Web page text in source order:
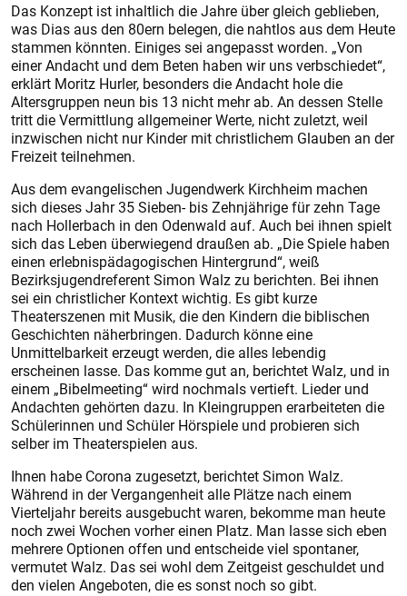
Das Konzept ist inhaltlich die Jahre über gleich geblieben,
was Dias aus den 80ern belegen, die nahtlos aus dem Heute
stammen könnten. Einiges sei angepasst worden. „Von
einer Andacht und dem Beten haben wir uns verbschiedet“,
erklärt Moritz Hurler, besonders die Andacht hole die
Altersgruppen neun bis 13 nicht mehr ab. An dessen Stelle
tritt die Vermittlung allgemeiner Werte, nicht zuletzt, weil
inzwischen nicht nur Kinder mit christlichem Glauben an der
Freizeit teilnehmen.
Aus dem evangelischen Jugendwerk Kirchheim machen
sich dieses Jahr 35 Sieben- bis Zehnjährige für zehn Tage
nach Hollerbach in den Odenwald auf. Auch bei ihnen spielt
sich das Leben überwiegend draußen ab. „Die Spiele haben
einen erlebnispädagogischen Hintergrund“, weiß
Bezirksjugendreferent Simon Walz zu berichten. Bei ihnen
sei ein christlicher Kontext wichtig. Es gibt kurze
Theaterszenen mit Musik, die den Kindern die biblischen
Geschichten näherbringen. Dadurch könne eine
Unmittelbarkeit erzeugt werden, die alles lebendig
erscheinen lasse. Das komme gut an, berichtet Walz, und in
einem „Bibelmeeting“ wird nochmals vertieft. Lieder und
Andachten gehörten dazu. In Kleingruppen erarbeiteten die
Schülerinnen und Schüler Hörspiele und probieren sich
selber im Theaterspielen aus.
Ihnen habe Corona zugesetzt, berichtet Simon Walz.
Während in der Vergangenheit alle Plätze nach einem
Vierteljahr bereits ausgebucht waren, bekomme man heute
noch zwei Wochen vorher einen Platz. Man lasse sich eben
mehrere Optionen offen und entscheide viel spontaner,
vermutet Walz. Das sei wohl dem Zeitgeist geschuldet und
den vielen Angeboten, die es sonst noch so gibt.